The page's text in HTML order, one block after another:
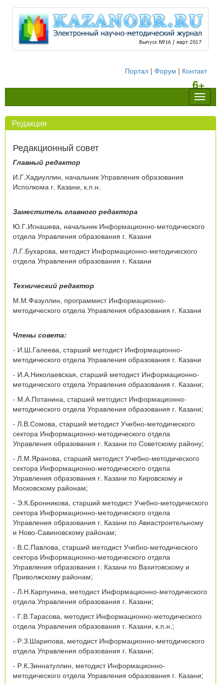
Портал | Форум | Контакт
6+
Редакция
Редакционный совет
Главный редактор
И.Г.Хадиуллин, начальник Управления образования
Исполкома г. Казани, к.п.н.
Заместитель главного редактора
Ю.Г.Игнашева, начальник Информационно-методического
отдела Управления образования г. Казани
Л.Г.Бухарова, методист Информационно-методического
отдела Управления образования г. Казани
Технический редактор
М.М.Фазуллин, программист Информационно-
методического отдела Управления образования г. Казани
Члены совета:
- И.Ш.Галеева, старший методист Информационно-
методического отдела Управления образования г. Казани
- И.А.Николаевская, старший методист Информационно-
методического отдела Управления образования г. Казани;
- М.А.Потанина, старший методист Информационно-
методического отдела Управления образования г. Казани;
- Л.В.Сомова, старший методист Учебно-методического
сектора Информационно-методического отдела
Управления образования г. Казани по Советскому району;
- Л.М.Яранова, старший методист Учебно-методического
сектора Информационно-методического отдела
Управления образования г. Казани по Кировскому и
Московскому районам;
- Э.К.Бронникова, старший методист Учебно-методического
сектора Информационно-методического отдела
Управления образования г. Казани по Авиастроительному
и Ново-Савиновскому районам;
- В.С.Павлова, старший методист Учебно-методического
сектора Информационно-методического отдела
Управления образования г. Казани по Вахитовскому и
Приволжскому районам;
- Л.Н.Карпунина, методист Информационно-методического
отдела Управления образования г. Казани;
- Г.В.Тарасова, методист Информационно-методического
отдела Управления образования г. Казани, к.п.н.;
- Р.З.Шарипова, методист Информационно-методического
отдела Управления образования г. Казани;
- Р.К.Зиннатуллин, методист Информационно-
методического отдела Управления образования г. Казани;